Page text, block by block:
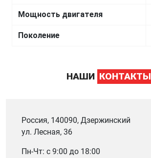
Мощность двигателя
Поколение
НАШИ КОНТАКТЫ
Россия, 140090, Дзержинский
ул. Лесная, 36
Пн-Чт: с 9:00 до 18:00